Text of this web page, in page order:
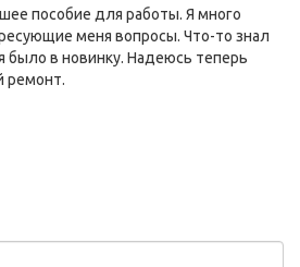
пособие для работы. Я много
меня вопросы. Что-то знал
было в новинку. Надеюсь теперь
ремонт.